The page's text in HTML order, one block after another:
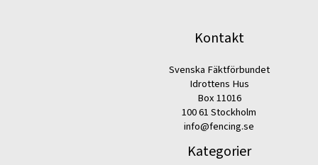
Kontakt
Svenska Fäktförbundet
Idrottens Hus
Box 11016
100 61 Stockholm
info@fencing.se
Kategorier